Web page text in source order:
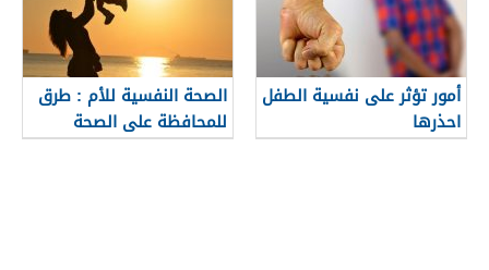
أمور تؤثر على نفسية الطفل
احذرها
الصحة النفسية للأم : طرق
للمحافظة على الصحة
النفسية للأم